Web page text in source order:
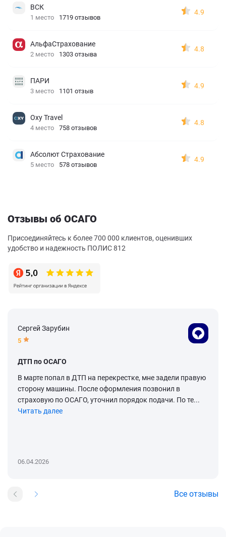
ВСК
1 место 1719 отзывов
4.9
АльфаСтрахование
2 место 1303 отзыва
4.8
ПАРИ
3 место 1101 отзыв
4.9
Oxy Travel
4 место 758 отзывов
4.8
Абсолют Страхование
5 место 578 отзывов
4.9
Отзывы об ОСАГО
Присоединяйтесь к более 700 000 клиентов, оценивших
удобство и надежность ПОЛИС 812
Сергей Зарубин
5
ДТП по ОСАГО
В марте попал в ДТП на перекрестке, мне задели правую
сторону машины. После оформления позвонил в
страховую по ОСАГО, уточнил порядок подачи. По те...
Читать далее
06.04.2026
Все отзывы